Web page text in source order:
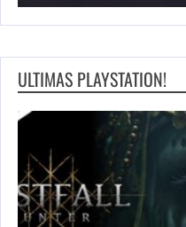
ULTIMAS PLAYSTATION!